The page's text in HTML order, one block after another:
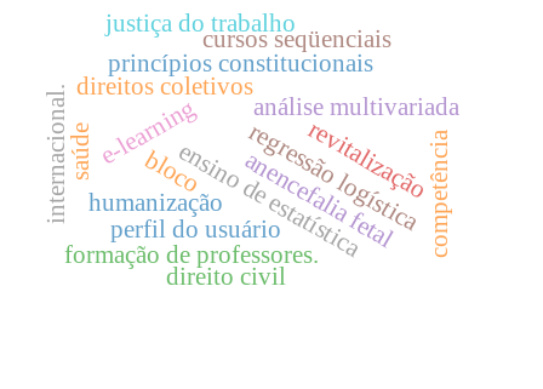
análise multivariada
regressão logística
ensino de estatística
e-learning
perfil do usuário
direitos coletivos
anencefalia fetal
princípios constitucionais
cursos seqüenciais
formação de professores.
revitalização
bloco
internacional. humanização
saúde
direito civil
competência
justiça do trabalho